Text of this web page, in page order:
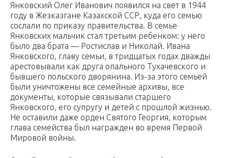
Янковский Олег Иванович появился на свет в 1944
году в Жезказгане Казахской ССР, куда его семью
сослали по приказу правительства. В семье
Янковских мальчик стал третьим ребенком: у него
было два брата — Ростислав и Николай. Ивана
Янковского, главу семьи, в тридцатых годах дважды
арестовывали как друга опального Тухачевского и
бывшего польского дворянина. Из-за этого семьей
были уничтожены все семейные архивы, все
документы, которые связывали старшего
Янковского, его супругу и детей с прошлой жизнью.
Не оставили даже орден Святого Георгия, которым
глава семейства был награжден во время Первой
Мировой войны.